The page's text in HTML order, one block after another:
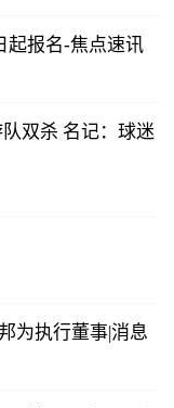
起报名-焦点速讯
双杀 名记：球迷
为执行董事|消息